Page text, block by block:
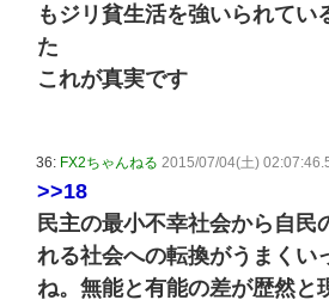
もジリ貧生活を強いられてい
た
これが真実です
36: FX2ちゃんねる 2015/07/04(土)
>>18
民主の最小不幸社会から自民
れる社会への転換がうまくい
ね。無能と有能の差が歴然と